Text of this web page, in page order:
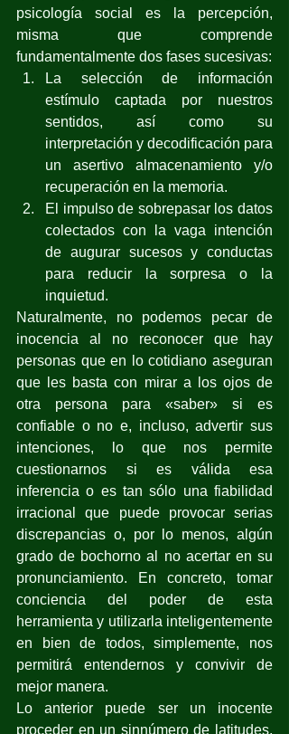
psicología social es la percepción,
misma que comprende
La selección de información
estímulo captada por nuestros
sentidos, así como su
interpretación y decodificación para
un asertivo almacenamiento y/o
recuperación en la memoria.
El impulso de sobrepasar los datos
colectados con la vaga intención
de augurar sucesos y conductas
para reducir la sorpresa o la
inquietud.
Naturalmente, no podemos pecar de
inocencia al no reconocer que hay
personas que en lo cotidiano aseguran
que les basta con mirar a los ojos de
otra persona para «saber» si es
confiable o no e, incluso, advertir sus
intenciones, lo que nos permite
cuestionarnos si es válida esa
inferencia o es tan sólo una fiabilidad
irracional que puede provocar serias
discrepancias o, por lo menos, algún
grado de bochorno al no acertar en su
pronunciamiento. En concreto, tomar
conciencia del poder de esta
herramienta y utilizarla inteligentemente
en bien de todos, simplemente, nos
permitirá entendernos y convivir de
mejor manera.
Lo anterior puede ser un inocente
proceder en un sinnúmero de latitudes,